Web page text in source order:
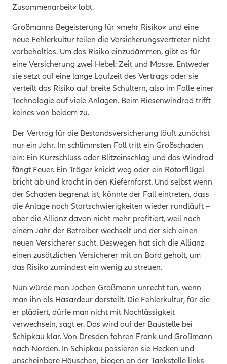
Zusammenarbeit« lobt.
Großmanns Begeisterung für »mehr Risiko« und eine
neue Fehlerkultur teilen die Versicherungsvertreter nicht
vorbehaltlos. Um das Risiko einzudämmen, gibt es für
eine Versicherung zwei Hebel: Zeit und Masse. Entweder
sie setzt auf eine lange Laufzeit des Vertrags oder sie
verteilt das Risiko auf breite Schultern, also im Falle einer
Technologie auf viele Anlagen. Beim Riesenwindrad trifft
keines von beidem zu.
Der Vertrag für die Bestandsversicherung läuft zunächst
nur ein Jahr. Im schlimmsten Fall tritt ein Großschaden
ein: Ein Kurzschluss oder Blitzeinschlag und das Windrad
fängt Feuer. Ein Träger knickt weg oder ein Rotorflügel
bricht ab und kracht in den Kiefernforst. Und selbst wenn
der Schaden begrenzt ist, könnte der Fall eintreten, dass
die Anlage nach Startschwierigkeiten wieder rundläuft –
aber die Allianz davon nicht mehr profitiert, weil nach
einem Jahr der Betreiber wechselt und der sich einen
neuen Versicherer sucht. Deswegen hat sich die Allianz
einen zusätzlichen Versicherer mit an Bord geholt, um
das Risiko zumindest ein wenig zu streuen.
Nun würde man Jochen Großmann unrecht tun, wenn
man ihn als Hasardeur darstellt. Die Fehlerkultur, für die
er plädiert, dürfe man nicht mit Nachlässigkeit
verwechseln, sagt er. Das wird auf der Baustelle bei
Schipkau klar. Von Dresden fahren Frank und Großmann
nach Norden. In Schipkau passieren sie Hecken und
unscheinbare Häuschen, biegen an der Tankstelle links